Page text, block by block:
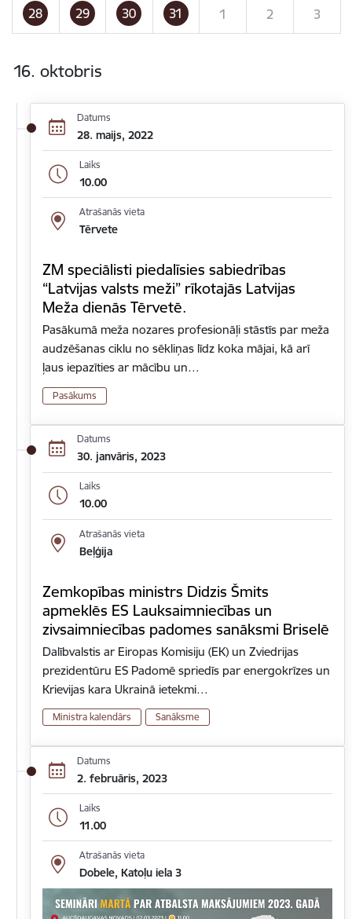
28 29 30 31 1 2 3
16. oktobris
Datums
28. maijs, 2022
Laiks
10.00
Atrašanās vieta
Tērvete
ZM speciālisti piedalīsies sabiedrības
“Latvijas valsts meži” rīkotajās Latvijas
Meža dienās Tērvetē.
Pasākumā meža nozares profesionāļi stāstīs par meža
audzēšanas ciklu no sēkliņas līdz koka mājai, kā arī
ļaus iepazīties ar mācību un…
Pasākums
Datums
30. janvāris, 2023
Laiks
10.00
Atrašanās vieta
Beļģija
Zemkopības ministrs Didzis Šmits
apmeklēs ES Lauksaimniecības un
zivsaimniecības padomes sanāksmi Briselē
Dalībvalstis ar Eiropas Komisiju (EK) un Zviedrijas
prezidentūru ES Padomē spriedīs par energokrīzes un
Krievijas kara Ukrainā ietekmi…
Ministra kalendārs Sanāksme
Datums
2. februāris, 2023
Laiks
11.00
Atrašanās vieta
Dobele, Katoļu iela 3